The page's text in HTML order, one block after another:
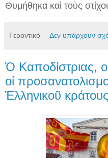
Θυμήθηκα καὶ τοὺς
Γεροντικό Δεν υπάρχουν
Ὁ Καποδίστριας,
οἱ
Ἑλληνικοῦ κράτους